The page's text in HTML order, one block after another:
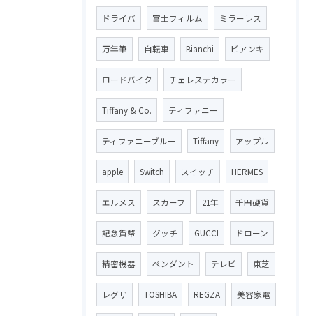
ドライバ 富士フィルム ミラーレス
万年筆 自転車 Bianchi ビアンキ
ロードバイク チェレステカラー
Tiffany & Co. ティファニー
ティファニーブルー Tiffany アップル
apple Switch スイッチ HERMES
エルメス スカーフ 21年 千円硬貨
記念貨幣 グッチ GUCCI ドローン
精密機器 ペンダント テレビ 東芝
レグザ TOSHIBA REGZA 美容家電